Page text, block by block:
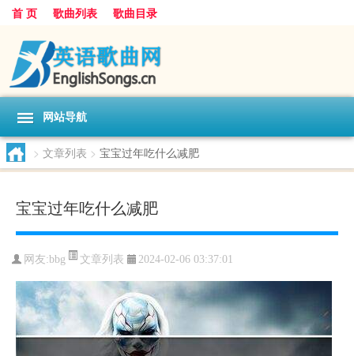
首 页 歌曲列表 歌曲目录
网站导航
> 文章列表 > 宝宝过年吃什么减肥
宝宝过年吃什么减肥
网友:bbg 文章列表 2024-02-06 03:37:01